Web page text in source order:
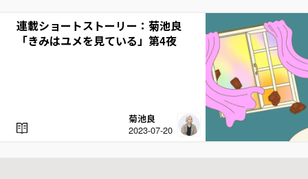
連載ショートストーリー：菊池良
「きみはユメを見ている」第4夜
菊池良
2023-07-20
R
E